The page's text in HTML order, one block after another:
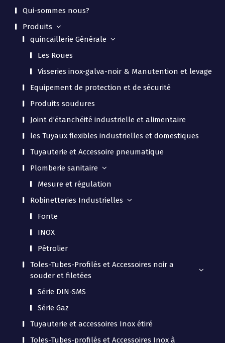
Qui-sommes nous?
Produits
quincaillerie Générale
Les Roues
Visseries inox-galva-noir & Manutention et levage
Equipement de protection et de sécurité
Produits soudures
Joint d’étanchéité industrielle et alimentaire
les Tuyaux flexibles industrielles et domestiques
Tuyauterie et Accessoire pneumatique
Plomberie sanitaire
Mesure et régulation
Robinetteries Industrielles
Fonte
INOX
Pétrolier
Toles-Tubes-Profilés et Accessoires noir a
souder et filetées
Série DIN-SMS
Série Gaz
Tuyauterie et accessoires Inox étiré
Toles-Tubes-profilés et Accessoires Inox à